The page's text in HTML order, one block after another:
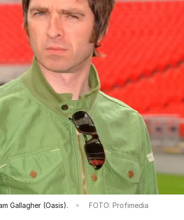
Gallagher (Oasis). FOTO: Profimedia